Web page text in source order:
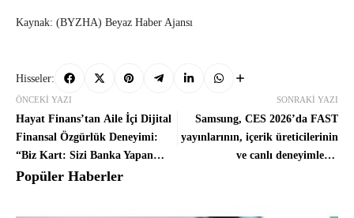
Kaynak: (BYZHA) Beyaz Haber Ajansı
Hisseler:
ÖNCEKI YAZI
Hayat Finans’tan Aile İçi Dijital
Finansal Özgürlük Deneyimi:
“Biz Kart: Sizi Banka Yapan
Kart”
SONRAKI YAZI
Samsung, CES 2026’da FAST
yayınlarının, içerik üreticilerinin
ve canlı deneyimlerin
Popüler Haberler